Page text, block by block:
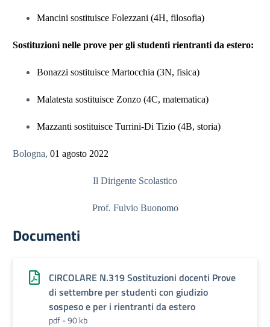
Mancini sostituisce Folezzani (4H, filosofia)
Sostituzioni nelle prove per gli studenti rientranti da estero:
Bonazzi sostituisce Martocchia (3N, fisica)
Malatesta sostituisce Zonzo (4C, matematica)
Mazzanti sostituisce Turrini-Di Tizio (4B, storia)
Bologna, 01 agosto 2022
Il Dirigente Scolastico
Prof. Fulvio Buonomo
Documenti
CIRCOLARE N.319 Sostituzioni docenti Prove
di settembre per studenti con giudizio
sospeso e per i rientranti da estero
pdf - 90 kb